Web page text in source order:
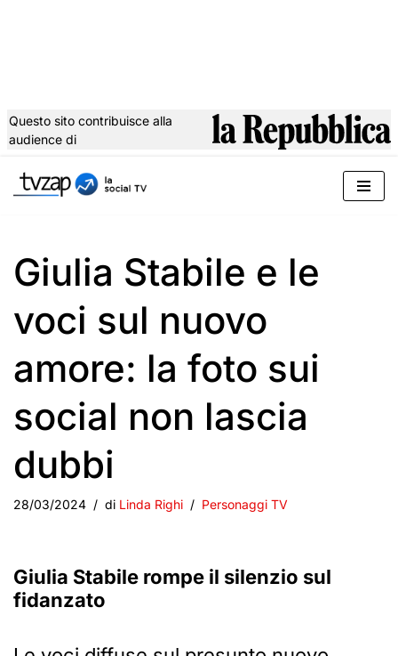
al
Questo sito contribuisce alla
audience di
Giulia Stabile e le
voci sul nuovo
amore: la foto sui
social non lascia
dubbi
28/03/2024 di Linda Righi Personaggi TV
Giulia Stabile rompe il silenzio sul
fidanzato